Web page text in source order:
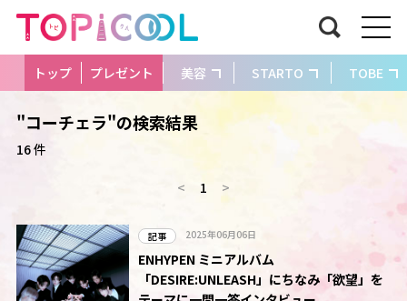
トップ プレゼント 美容 STARTO TOBE
"コーチェラ"の検索結果
16 件
< 1 >
記事 2025年06月06日
ENHYPEN ミニアルバム
「DESIRE:UNLEASH」にちなみ「欲望」を